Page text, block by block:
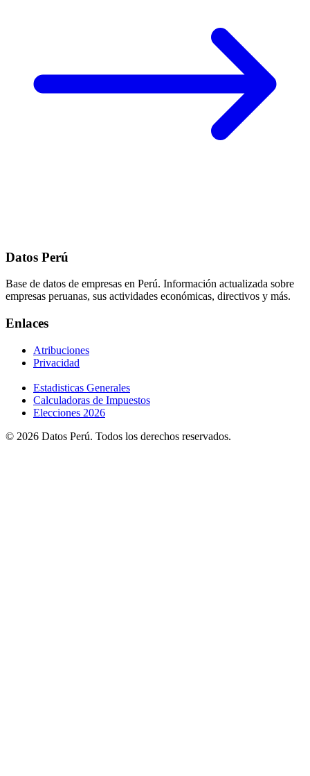
Datos Perú
Base de datos de empresas en Perú. Información actualizada sobre
empresas peruanas, sus actividades económicas, directivos y más.
Enlaces
Atribuciones
Privacidad
Estadisticas Generales
Calculadoras de Impuestos
Elecciones 2026
© 2026 Datos Perú. Todos los derechos reservados.